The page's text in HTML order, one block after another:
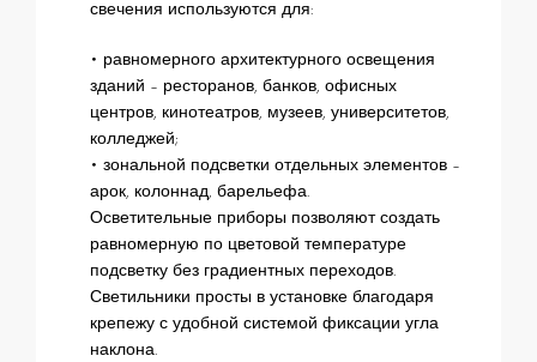
свечения используются для:
• равномерного архитектурного освещения
зданий – ресторанов, банков, офисных
центров, кинотеатров, музеев, университетов,
колледжей;
• зональной подсветки отдельных элементов –
арок, колоннад, барельефа.
Осветительные приборы позволяют создать
равномерную по цветовой температуре
подсветку без градиентных переходов.
Светильники просты в установке благодаря
крепежу с удобной системой фиксации угла
наклона.